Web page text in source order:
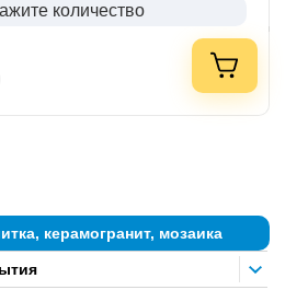
керамогранит, мозаика
количество